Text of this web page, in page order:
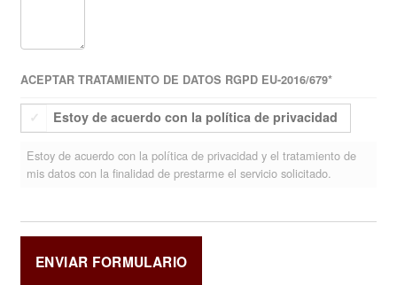
ACEPTAR TRATAMIENTO DE DATOS RGPD EU-2016/679*
Estoy de acuerdo con la política de privacidad
Estoy de acuerdo con la política de privacidad y el tratamiento de
mis datos con la finalidad de prestarme el servicio solicitado.